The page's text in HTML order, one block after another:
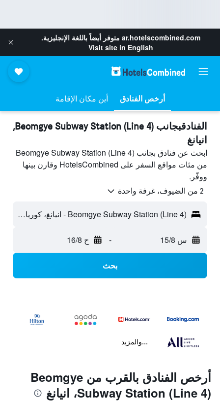
ar.hotelscombined.com متوفر أيضاً باللغة الإنجليزية.
Visit site in English
أرخص الفنادق أين مكان الإقامة
الفنادقبجانب Beomgye Subway Station (Line 4),
انيانغ
ابحث عن فنادق بجانب Beomgye Subway Station (Line 4)
من مئات مواقع السفر على HotelsCombined وقارن بينها
ووفّر.
2 من الضيوف، غرفة واحدة
Beomgye Subway Station (Line 4) - انيانغ، كوريا الجنوبية
س 15/8 - ح 16/8
بحث
...والمزيد
أرخص الفنادق بالقرب من Beomgye
Subway Station (Line 4)، انيانغ